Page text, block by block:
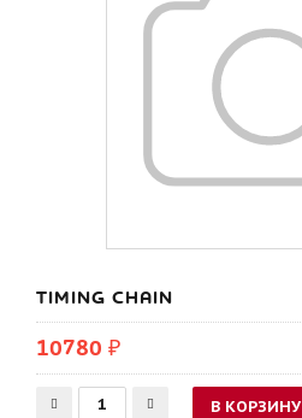
TIMING CHAIN
10780 ₽
В КОРЗИНУ